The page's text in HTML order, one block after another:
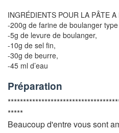
INGRÉDIENTS POUR LA PÂTE A
-200g de farine de boulanger
-5g de levure de boulanger,
-10g de sel fin,
-30g de beurre,
-45 ml d’eau
Préparation
*****
Beaucoup d'entre vous sont